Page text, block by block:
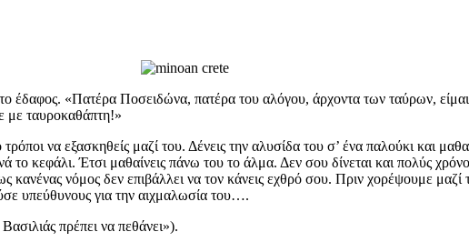
έδαφος. «Πατέρα Ποσειδώνα, πατέρα του αλόγου, άρχοντα των ταύρων,
ταυροκαθάπτη!»
να εξασκηθείς μαζί του. Δένεις την αλυσίδα του σ’ ένα παλούκι και
το κεφάλι. Έτσι μαθαίνεις πάνω του το άλμα. Δεν σου δίνεται και πολύς
νόμος δεν επιβάλλει να τον κάνεις εχθρό σου. Πριν χορέψουμε
υπεύθυνους για την αιχμαλωσία του….
πρέπει να πεθάνει»).